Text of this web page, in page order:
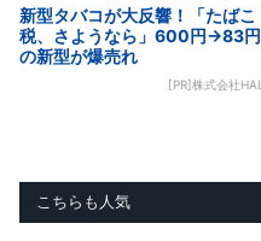
新型タバコが大反響！「たばこ
税、さようなら」600円→83円
の新型が爆売れ
[PR]株式会社HAL
こちらも人気